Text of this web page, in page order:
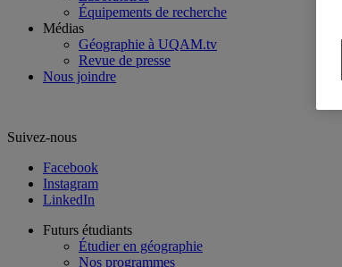
Équipements de recherche
Médias
Géographie à UQAM.tv
Revue de presse
Nous joindre
Suivez-nous
Facebook
Instagram
LinkedIn
Futurs étudiants
Étudier en géographie
Nos programmes